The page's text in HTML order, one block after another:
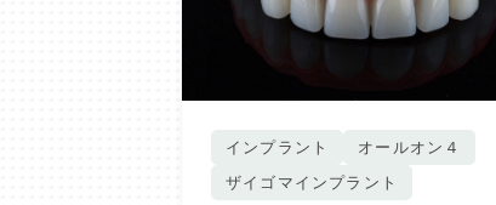
インプラント
オールオン４
ザイゴマインプラント